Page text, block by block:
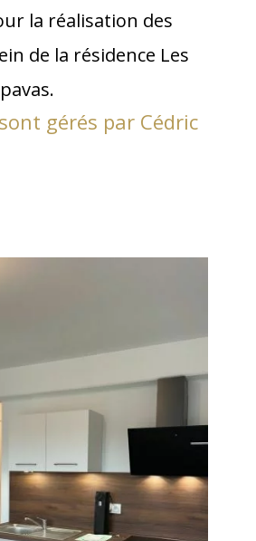
la réalisation des
de la résidence Les
gérés par Cédric